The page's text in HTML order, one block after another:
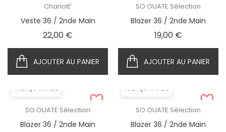
Charlott'
Veste 36 / 2nde Main
22,00 €
AJOUTER AU PANIER
SO OUATE Sélection
Blazer 36 / 2nde Main
19,00 €
AJOUTER AU PANIER
APERÇU RAPIDE
SO OUATE Sélection
Blazer 36 / 2nde Main
APERÇU RAPIDE
SO OUATE Sélection
Blazer 36 / 2nde Main